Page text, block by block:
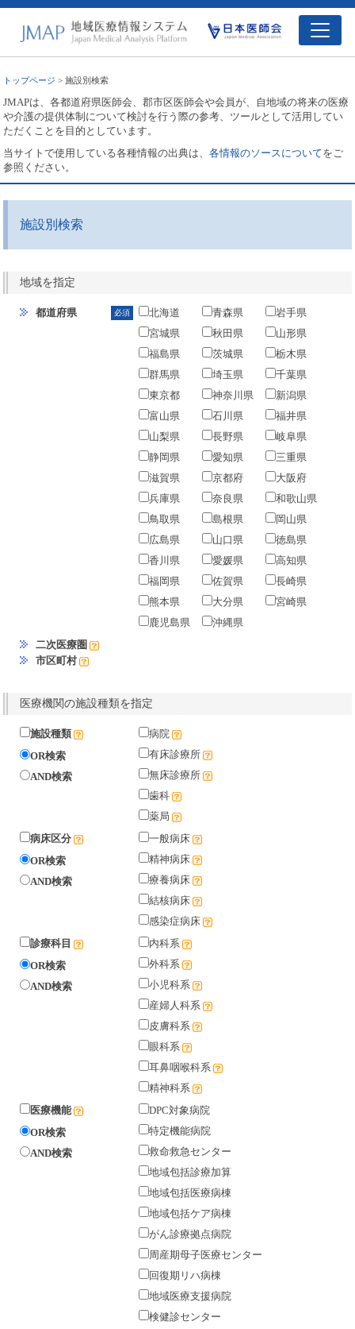
トップページ > 施設別検索
JMAPは、各都道府県医師会、郡市区医師会や会員が、自地域の将来の医療
や介護の提供体制について検討を行う際の参考、ツールとして活用してい
ただくことを目的としています。
当サイトで使用している各種情報の出典は、各情報のソースについてをご
参照ください。
施設別検索
地域を指定
都道府県 必須 北海道 青森県
岩手県
宮城県
秋田県
山形県
福島県
茨城県
栃木県
群馬県
埼玉県
千葉県
東京都
神奈川県
新潟県
富山県
石川県
福井県
山梨県
長野県
岐阜県
静岡県
愛知県
三重県
滋賀県
京都府
大阪府
兵庫県
奈良県
和歌山県
鳥取県
島根県
岡山県
広島県
山口県
徳島県
香川県
愛媛県
高知県
福岡県
佐賀県
長崎県
熊本県
大分県
宮崎県
鹿児島県
沖縄県
二次医療圏
市区町村
医療機関の施設種類を指定
施設種類
OR検索
AND検索
病院
有床診療所
無床診療所
歯科
薬局
病床区分
OR検索
AND検索
一般病床
精神病床
療養病床
結核病床
感染症病床
診療科目
OR検索
AND検索
内科系
外科系
小児科系
産婦人科系
皮膚科系
眼科系
耳鼻咽喉科系
精神科系
医療機能
OR検索
AND検索
DPC対象病院
特定機能病院
救命救急センター
地域包括診療加算
地域包括医療病棟
地域包括ケア病棟
がん診療拠点病院
周産期母子医療センター
回復期リハ病棟
地域医療支援病院
検健診センター